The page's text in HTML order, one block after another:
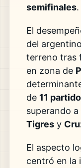
semifinales.
El
del
terreno tras
en zona de
de 11
superando
Tigresy
El aspecto
centró en la